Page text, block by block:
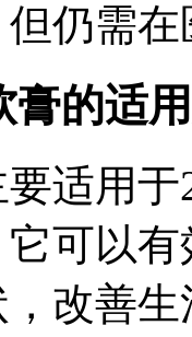
仍需
膏的适
适用
它可以
改善